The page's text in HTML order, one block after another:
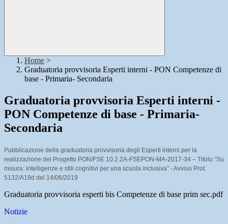
Home >
Graduatoria provvisoria Esperti interni - PON Competenze di
base - Primaria- Secondaria
Graduatoria provvisoria Esperti interni -
PON Competenze di base - Primaria-
Secondaria
Pubblicazione della graduatoria provvisoria degli Esperti interni per la
realizzazione del
Progetto PON/FSE 10.2.2A-FSEPON-MA-2017-34 – Titolo “Su
misura: intelligenze e stili cognitivi per una scuola inclusiva” - Avviso Prot.
5132/A19d del 14/06/2019
Graduatoria provvisoria esperti bis Competenze di base prim sec.pdf
Notizie